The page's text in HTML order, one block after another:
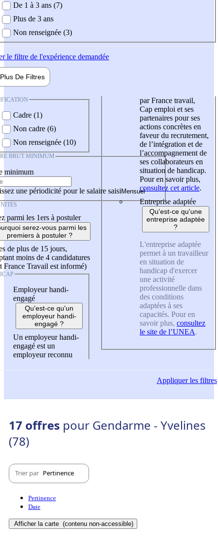
De 1 à 3 ans (7)
Plus de 3 ans
Non renseignée (3)
le filtre de l'expérience demandée
Plus De Filtres
Cadre (1)
Non cadre (6)
Non renseignée (10)
BRUT MINIMUM
minimum
une périodicité pour le salaire saisi
parmi les 1ers à postuler
serez-vous parmi les
premiers à postuler ?
de plus de 15 jours,
moins de 4 candidatures
France Travail est informé)
Employeur handi-
engagé
Qu'est-ce qu'un
employeur handi-
engagé ?
Un employeur handi-
engagé est un
employeur reconnu
par France travail,
Cap emploi et ses
partenaires pour ses
actions concrètes en
faveur du recrutement,
de l’intégration et de
l’accompagnement de
ses collaborateurs en
situation de handicap.
Pour en savoir plus,
consultez cet article.
Entreprise adaptée
Qu'est-ce qu'une
entreprise adaptée
?
L'entreprise adaptée
permet à un travailleur
en situation de
handicap d'exercer
une activité
professionnelle dans
des conditions
adaptées à ses
capacités. Pour en
savoir plus, consultez
le site de l’UNEA.
Appliquerles filtres
17 offres pour Gendarme - Yvelines
(78)
Trier par Pertinence
Pertinence
Date
Afficher la carte (contenu non-accessible)